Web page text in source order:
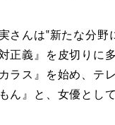
さんは‟新たな分
正義』を皮切りに
ラス』を始め、テ
ん』と、女優とし